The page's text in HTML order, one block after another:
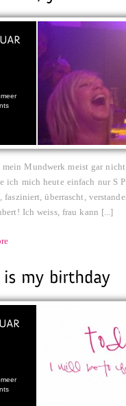
mein Mundwerk meist gar
ich mich heute einfach nur
fasziniert, überrascht,
Ich weiss, frau kann [...]